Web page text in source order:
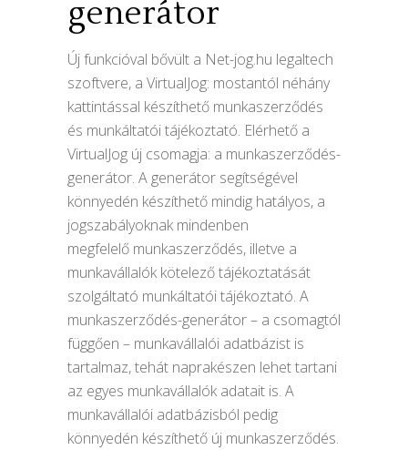
generátor
Új funkcióval bővült a Net-jog.hu legaltech
szoftvere, a VirtualJog: mostantól néhány
kattintással készíthető munkaszerződés
és munkáltatói tájékoztató. Elérhető a
VirtualJog új csomagja: a munkaszerződés-
generátor. A generátor segítségével
könnyedén készíthető mindig hatályos, a
jogszabályoknak mindenben
megfelelő munkaszerződés, illetve a
munkavállalók kötelező tájékoztatását
szolgáltató munkáltatói tájékoztató. A
munkaszerződés-generátor – a csomagtól
függően – munkavállalói adatbázist is
tartalmaz, tehát naprakészen lehet tartani
az egyes munkavállalók adatait is. A
munkavállalói adatbázisból pedig
könnyedén készíthető új munkaszerződés.